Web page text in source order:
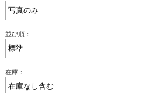
並び順：
在庫：